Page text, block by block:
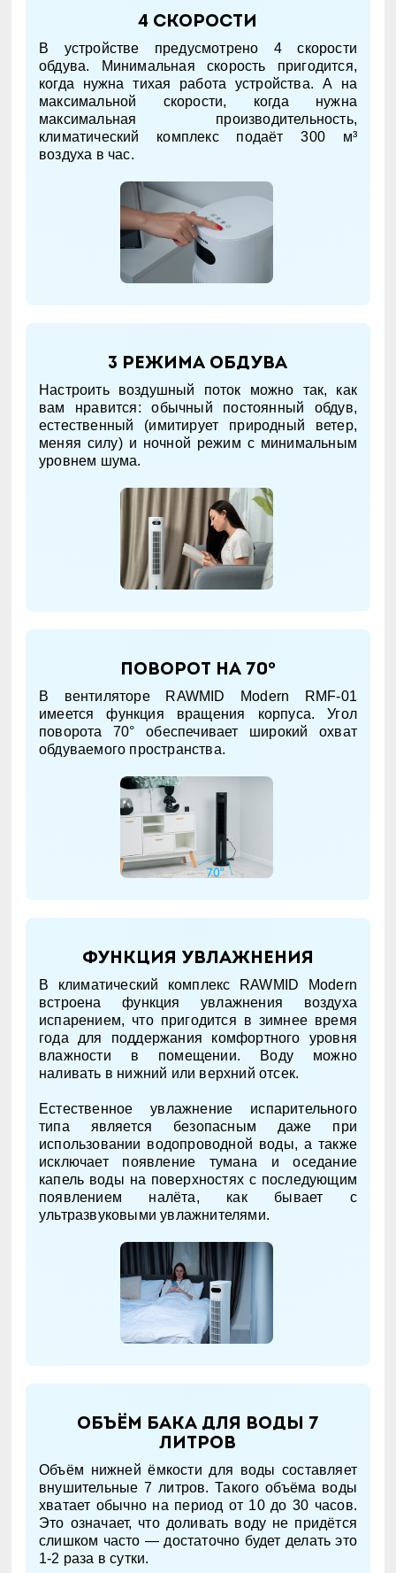
4 скорости
В устройстве предусмотрено 4 скорости
обдува. Минимальная скорость пригодится,
когда нужна тихая работа устройства. А на
максимальной скорости, когда нужна
максимальная производительность,
климатический комплекс подаёт 300 м³
воздуха в час.
3 режима обдува
Настроить воздушный поток можно так, как
вам нравится: обычный постоянный обдув,
естественный (имитирует природный ветер,
меняя силу) и ночной режим с минимальным
уровнем шума.
Поворот на 70°
В вентиляторе RAWMID Modern RMF-01
имеется функция вращения корпуса. Угол
поворота 70° обеспечивает широкий охват
обдуваемого пространства.
Функция увлажнения
В климатический комплекс RAWMID Modern
встроена функция увлажнения воздуха
испарением, что пригодится в зимнее время
года для поддержания комфортного уровня
влажности в помещении. Воду можно
наливать в нижний или верхний отсек.
Естественное увлажнение испарительного
типа является безопасным даже при
использовании водопроводной воды, а также
исключает появление тумана и оседание
капель воды на поверхностях с последующим
появлением налёта, как бывает с
ультразвуковыми увлажнителями.
Объём бака для воды 7
литров
Объём нижней ёмкости для воды составляет
внушительные 7 литров. Такого объёма воды
хватает обычно на период от 10 до 30 часов.
Это означает, что доливать воду не придётся
слишком часто — достаточно будет делать это
1-2 раза в сутки.